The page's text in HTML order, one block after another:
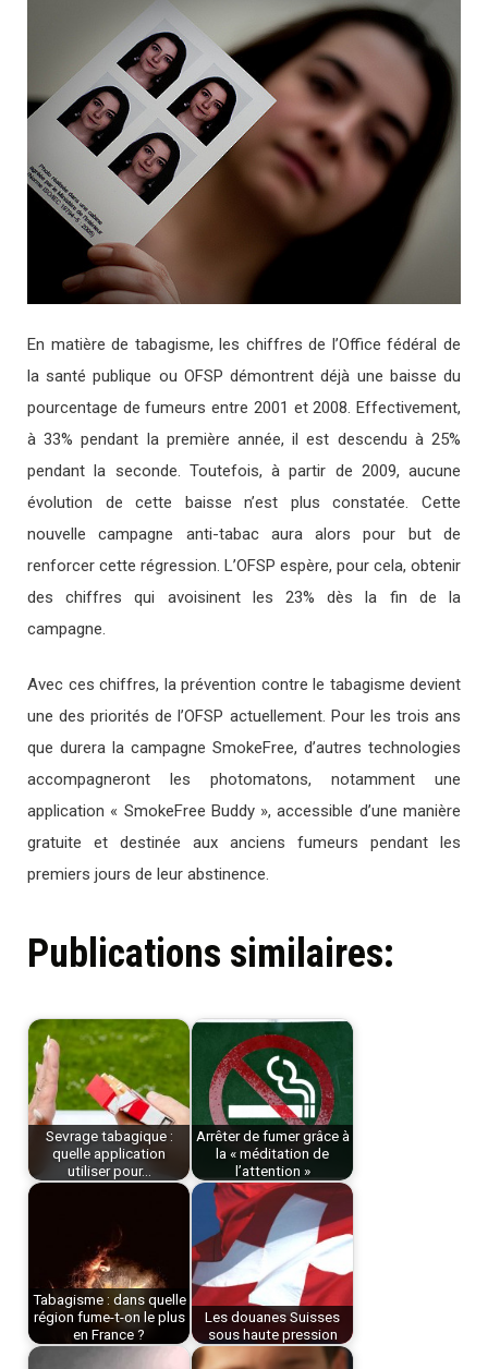
En matière de tabagisme, les chiffres de l’Office fédéral de
la santé publique ou OFSP démontrent déjà une baisse du
pourcentage de fumeurs entre 2001 et 2008. Effectivement,
à 33% pendant la première année, il est descendu à 25%
pendant la seconde. Toutefois, à partir de 2009, aucune
évolution de cette baisse n’est plus constatée. Cette
nouvelle campagne anti-tabac aura alors pour but de
renforcer cette régression. L’OFSP espère, pour cela, obtenir
des chiffres qui avoisinent les 23% dès la fin de la
campagne.
Avec ces chiffres, la prévention contre le tabagisme devient
une des priorités de l’OFSP actuellement. Pour les trois ans
que durera la campagne SmokeFree, d’autres technologies
accompagneront les photomatons, notamment une
application « SmokeFree Buddy », accessible d’une manière
gratuite et destinée aux anciens fumeurs pendant les
premiers jours de leur abstinence.
Publications similaires:
Sevrage tabagique :
quelle application
utiliser pour…
Arrêter de fumer grâce à
la « méditation de
l’attention »
Tabagisme : dans quelle
région fume-t-on le plus
en France ?
Les douanes Suisses
sous haute pression